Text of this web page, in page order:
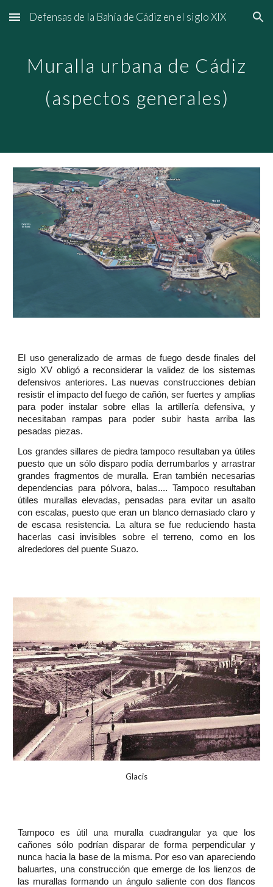
Skip to main content Skip to navigation
Defensas de la Bahía de Cádiz en el siglo XIX
Muralla urbana de Cádiz
(aspectos generales)
El uso generalizado de armas de fuego desde finales del
siglo XV obligó a reconsiderar la validez de los sistemas
defensivos anteriores. Las nuevas construcciones debían
resistir el impacto del fuego de cañón, ser fuertes y amplias
para poder instalar sobre ellas la artillería defensiva, y
necesitaban rampas para poder subir hasta arriba las
pesadas piezas.
Los grandes sillares de piedra tampoco resultaban ya útiles
puesto que un sólo disparo podía derrumbarlos y arrastrar
grandes fragmentos de muralla. Eran también necesarias
dependencias para pólvora, balas.... Tampoco resultaban
útiles murallas elevadas, pensadas para evitar un asalto
con escalas, puesto que eran un blanco demasiado claro y
de escasa resistencia. La altura se fue reduciendo hasta
hacerlas casi invisibles sobre el terreno, como en los
alrededores del puente Suazo.
Glacis
Tampoco es útil una muralla cuadrangular ya que los
cañones sólo podrían disparar de forma perpendicular y
nunca hacia la base de la misma. Por eso van apareciendo
baluartes, una construcción que emerge de los lienzos de
las murallas formando un ángulo saliente con dos flancos